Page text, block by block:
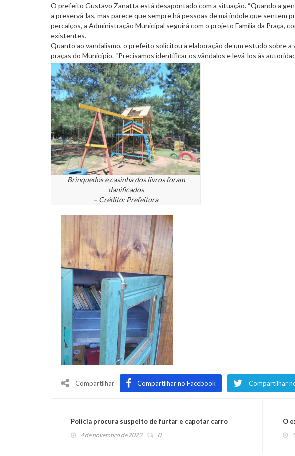
O prefeito Gustavo Zanatta está desapontado com a situação. “Quando a
a preservá-las, mas parece que sempre há pessoas de má índole que sentem
percalços, a Administração Municipal seguirá com o projeto Família da Praça,
existentes.
Quanto ao vandalismo, o prefeito solicitou a elaboração de um estudo sobre
praças do Município. “Precisamos identificar os vândalos e levá-los às
Brinquedos e casinha dos livros foram
danificados
– Crédito: Prefeitura
Compartilhar Compartilhar no Facebook Compartilhar
Polícia procura suspeito de furtar e capotar carro
4 de novembro de 2022 0
O